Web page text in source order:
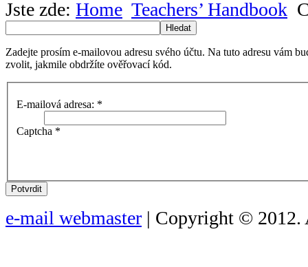
Jste zde: Home Teachers’ Handbook
Hledat
Zadejte prosím e-mailovou adresu svého účtu. Na tuto adresu vám
zvolit, jakmile obdržíte ověřovací kód.
E-mailová adresa: *
Captcha *
Potvrdit
e-mail webmaster | Copyright © 2012.